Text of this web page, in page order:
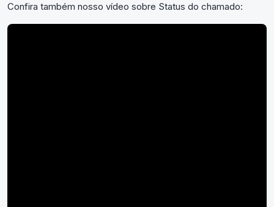
Confira também nosso vídeo sobre Status do chamado: